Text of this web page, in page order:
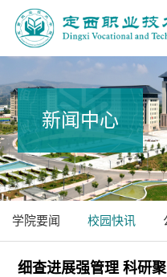
新闻中心
学院要闻 校园快讯
细查进展强管理 科研